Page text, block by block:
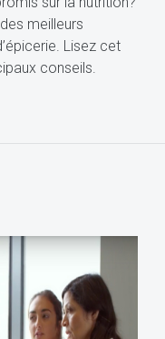
meilleurs
Lisez cet
conseils.